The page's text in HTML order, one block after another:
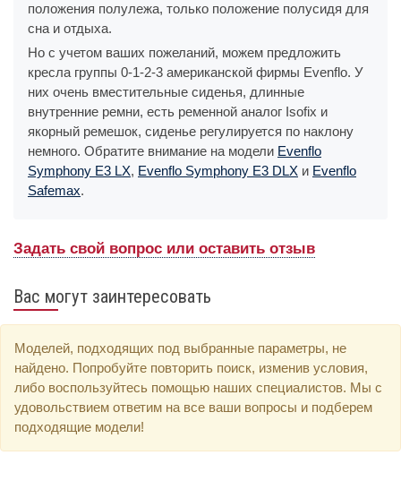
положения полулежа, только положение полусидя для
сна и отдыха.
Но с учетом ваших пожеланий, можем предложить
кресла группы 0-1-2-3 американской фирмы Evenflo. У
них очень вместительные сиденья, длинные
внутренние ремни, есть ременной аналог Isofix и
якорный ремешок, сиденье регулируется по наклону
немного. Обратите внимание на модели Evenflo
Symphony E3 LX, Evenflo Symphony E3 DLX и Evenflo
Safemax.
Задать свой вопрос или оставить отзыв
Вас могут заинтересовать
Моделей, подходящих под выбранные параметры, не
найдено. Попробуйте повторить поиск, изменив условия,
либо воспользуйтесь помощью наших специалистов. Мы с
удовольствием ответим на все ваши вопросы и подберем
подходящие модели!